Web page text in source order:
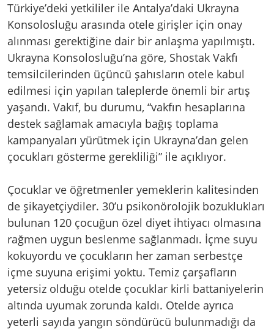
Türkiye’deki yetkililer ile Antalya’daki Ukrayna
Konsolosluğu arasında otele girişler için onay
alınması gerektiğine dair bir anlaşma yapılmıştı.
Ukrayna Konsolosluğu’na göre, Shostak Vakfı
temsilcilerinden üçüncü şahısların otele kabul
edilmesi için yapılan taleplerde önemli bir artış
yaşandı. Vakıf, bu durumu, “vakfın hesaplarına
destek sağlamak amacıyla bağış toplama
kampanyaları yürütmek için Ukrayna’dan gelen
çocukları gösterme gerekliliği” ile açıklıyor.
Çocuklar ve öğretmenler yemeklerin kalitesinden
de şikayetçiydiler. 30’u psikonörolojik bozuklukları
bulunan 120 çocuğun özel diyet ihtiyacı olmasına
rağmen uygun beslenme sağlanmadı. İçme suyu
kokuyordu ve çocukların her zaman serbestçe
içme suyuna erişimi yoktu. Temiz çarşafların
yetersiz olduğu otelde çocuklar kirli battaniyelerin
altında uyumak zorunda kaldı. Otelde ayrıca
yeterli sayıda yangın söndürücü bulunmadığı da